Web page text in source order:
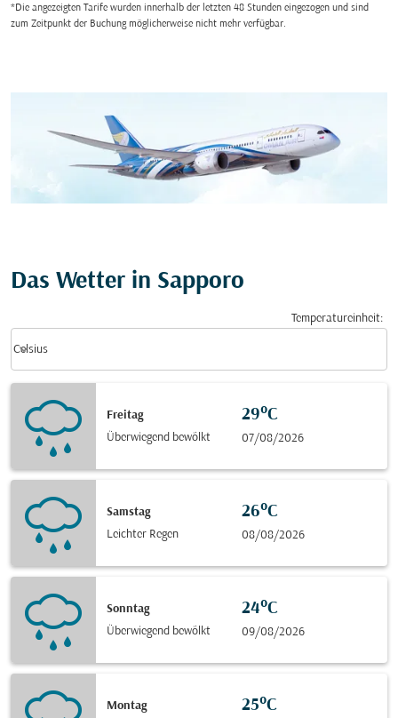
*Die angezeigten Tarife wurden innerhalb der letzten 48 Stunden eingezogen und sind
zum Zeitpunkt der Buchung möglicherweise nicht mehr verfügbar.
Das Wetter in Sapporo
Temperatureinheit:
Celsius
keyboard_arrow_down
Freitag
Überwiegend bewölkt
29°C
07/08/2026
Samstag
Leichter Regen
26°C
08/08/2026
Sonntag
Überwiegend bewölkt
24°C
09/08/2026
Montag
25°C